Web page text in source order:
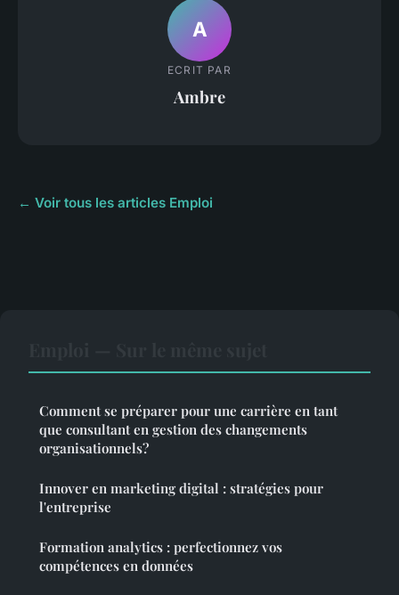
A
ECRIT PAR
Ambre
← Voir tous les articles Emploi
Comment se préparer pour une carrière en tant
que consultant en gestion des changements
organisationnels?
Innover en marketing digital : stratégies pour
l'entreprise
Formation analytics : perfectionnez vos
compétences en données